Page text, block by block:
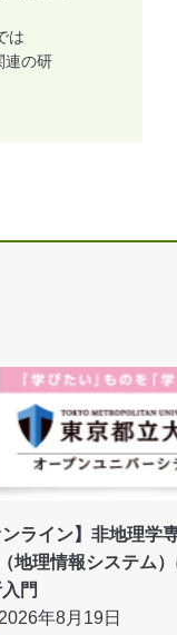
は
連の研
ンライン】非地理学
地理情報システム）
入門
2026年8月19日